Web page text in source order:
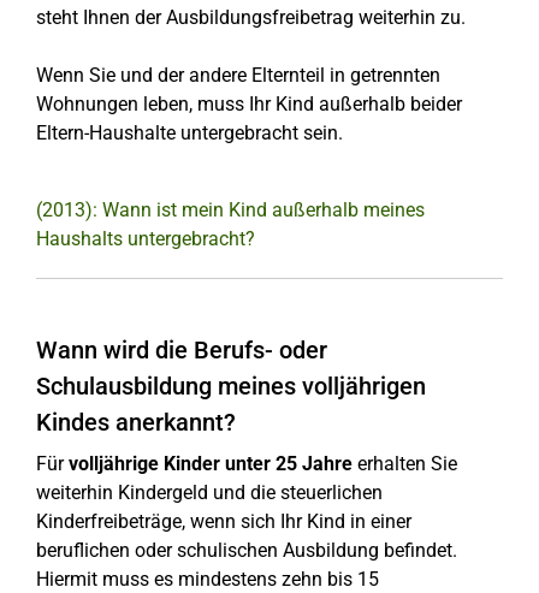
steht Ihnen der Ausbildungsfreibetrag weiterhin zu.
Wenn Sie und der andere Elternteil in getrennten
Wohnungen leben, muss Ihr Kind außerhalb beider
Eltern-Haushalte untergebracht sein.
(2013): Wann ist mein Kind außerhalb meines
Haushalts untergebracht?
Wann wird die Berufs- oder
Schulausbildung meines volljährigen
Kindes anerkannt?
Fürvolljährige Kinder unter 25 Jahre erhalten Sie
weiterhin Kindergeld und die steuerlichen
Kinderfreibeträge, wenn sich Ihr Kind in einer
beruflichen oder schulischen Ausbildung befindet.
Hiermit muss es mindestens zehn bis 15